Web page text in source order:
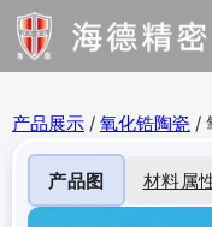
产品展示 / 氧化锆陶瓷 /
产品图 材料属